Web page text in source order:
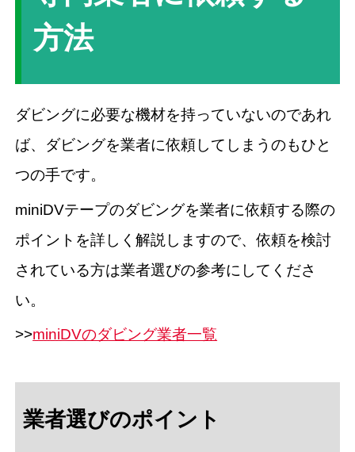
方法
ダビングに必要な機材を持っていないのであれ
ば、ダビングを業者に依頼してしまうのもひと
つの手です。
miniDVテープのダビングを業者に依頼する際の
ポイントを詳しく解説しますので、依頼を検討
されている方は業者選びの参考にしてくださ
い。
>>miniDVのダビング業者一覧
業者選びのポイント